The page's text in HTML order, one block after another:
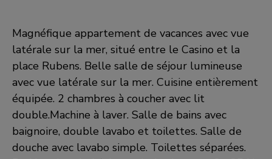
Magnéfique appartement de vacances avec vue
latérale sur la mer, situé entre le Casino et la
place Rubens. Belle salle de séjour lumineuse
avec vue latérale sur la mer. Cuisine entièrement
équipée. 2 chambres à coucher avec lit
double.Machine à laver. Salle de bains avec
baignoire, double lavabo et toilettes. Salle de
douche avec lavabo simple. Toilettes séparées.